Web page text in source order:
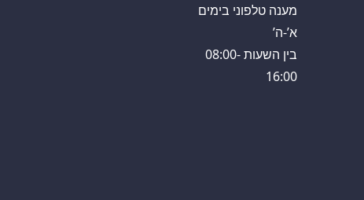
מענה טלפוני בימים
א’-ה’
בין השעות 08:00-
16:00